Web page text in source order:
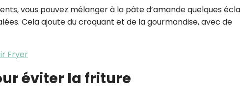
vous pouvez mélanger à la pâte d’amande quelques
Cela ajoute du croquant et de la gourmandise, avec de
Fryer
éviter la friture